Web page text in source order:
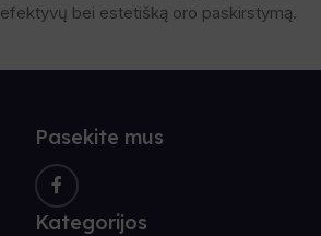
efektyvų bei estetišką oro paskirstymą.
Pasekite mus
Kategorijos